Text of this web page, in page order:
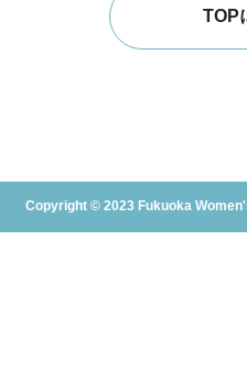
TOP
Copyright © 2023 Fukuoka